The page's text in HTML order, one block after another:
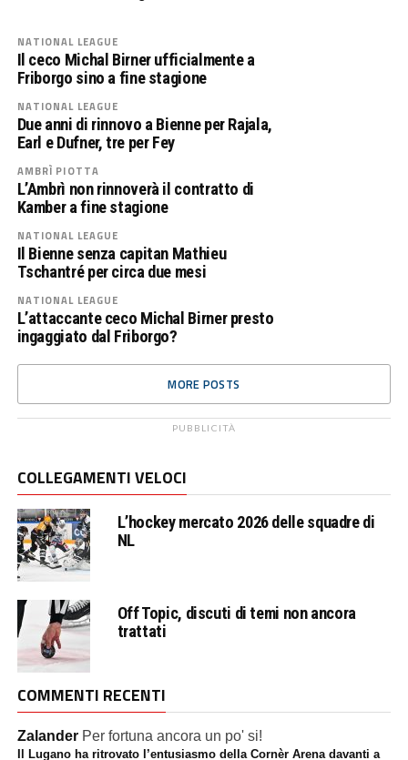
Il ceco Michal Birner ufficialmente a
Friborgo sino a fine stagione
NATIONAL LEAGUE
Due anni di rinnovo a Bienne per Rajala,
Earl e Dufner, tre per Fey
AMBRÌ PIOTTA
L’Ambrì non rinnoverà il contratto di
Kamber a fine stagione
NATIONAL LEAGUE
Il Bienne senza capitan Mathieu
Tschantré per circa due mesi
NATIONAL LEAGUE
L’attaccante ceco Michal Birner presto
ingaggiato dal Friborgo?
MORE POSTS
PUBBLICITÀ
L’hockey mercato 2026 delle squadre di
NL
trattati
COMMENTI RECENTI
Zalander Per fortuna ancora un po' si!
Il Lugano ha ritrovato l’entusiasmo della Cornèr Arena davanti a
duemila tifosi
· 4 hours ago